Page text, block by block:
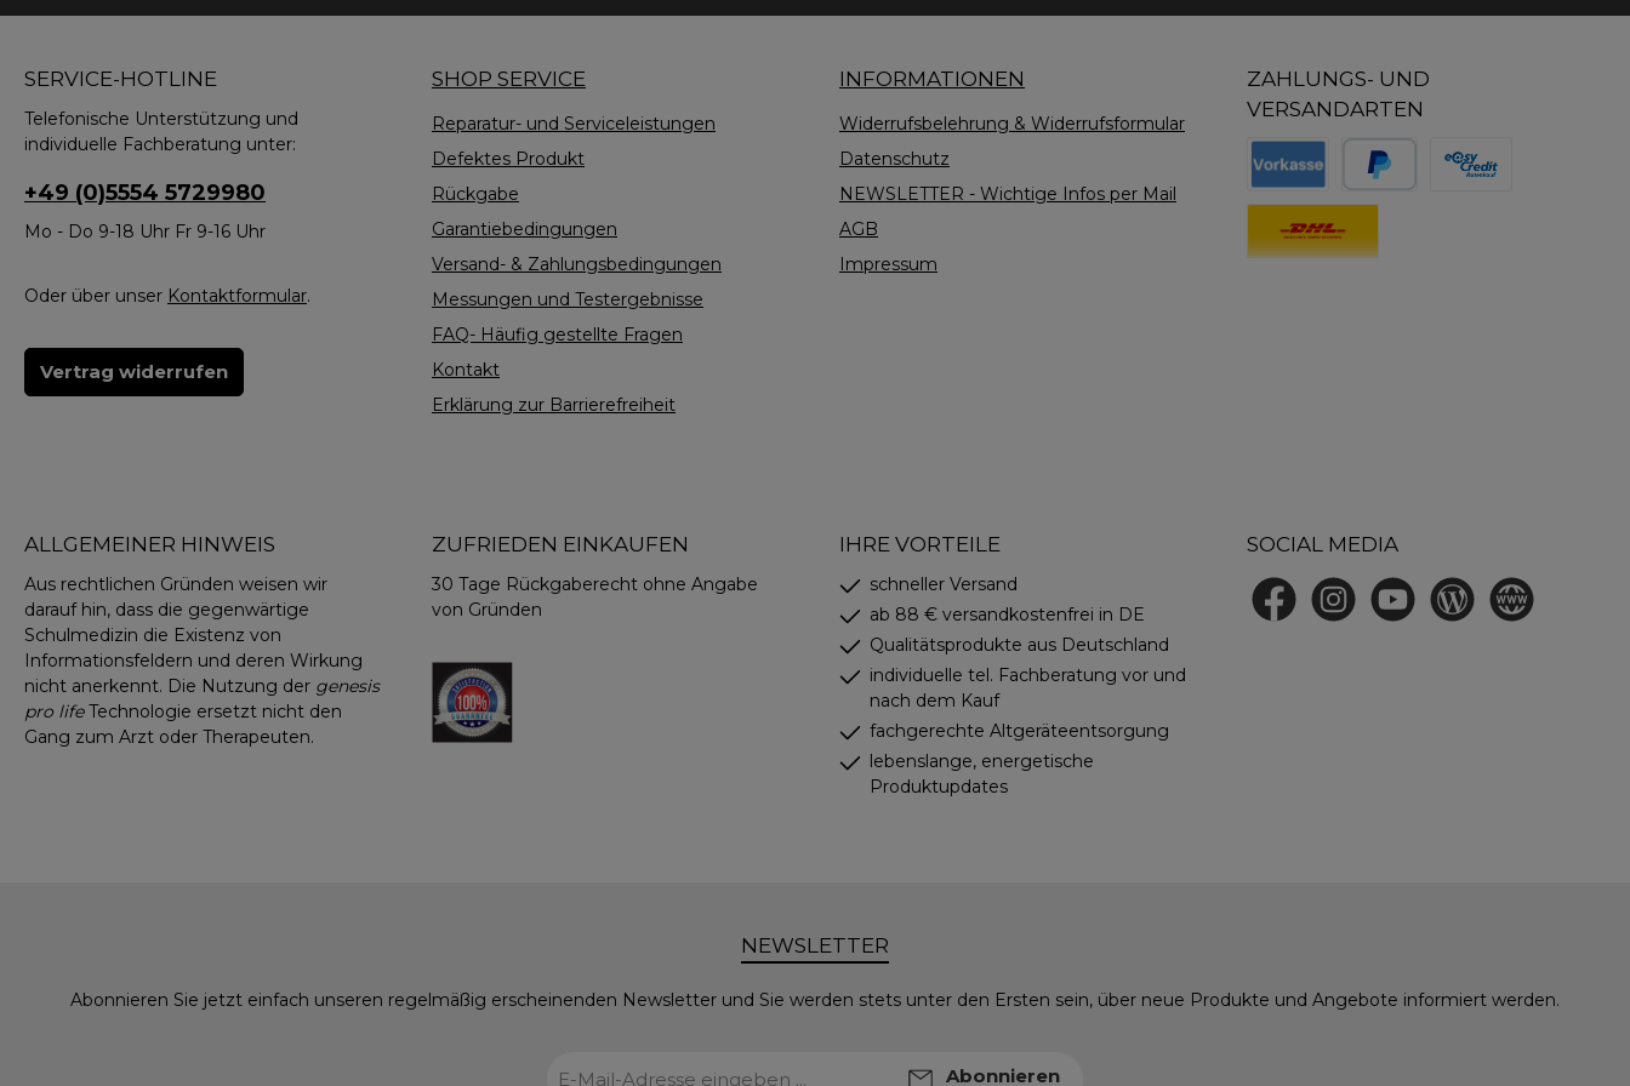
SERVICE-HOTLINE
Telefonische Unterstützung und
individuelle Fachberatung unter:
+49 (0)5554 5729980
Mo - Do 9-18 Uhr Fr 9-16 Uhr
Oder über unser Kontaktformular.
Vertrag widerrufen
SHOP SERVICE
Reparatur- und Serviceleistungen
Defektes Produkt
Rückgabe
Garantiebedingungen
Versand- & Zahlungsbedingungen
Messungen und Testergebnisse
FAQ- Häufig gestellte Fragen
Kontakt
Erklärung zur Barrierefreiheit
INFORMATIONEN
Widerrufsbelehrung & Widerrufsformular
Datenschutz
NEWSLETTER - Wichtige Infos per Mail
AGB
Impressum
ZAHLUNGS- UND
VERSANDARTEN
Benutzerdefiniertes Bild 1
Benutzerdefiniertes Bild 2
ALLGEMEINER HINWEIS
Aus rechtlichen Gründen weisen wir
darauf hin, dass die gegenwärtige
Schulmedizin die Existenz von
Informationsfeldern und deren Wirkung
nicht anerkennt. Die Nutzung der genesis
pro lifeTechnologie ersetzt nicht den
Gang zum Arzt oder Therapeuten.
ZUFRIEDEN EINKAUFEN
30 Tage Rückgaberecht ohne Angabe
von Gründen
IHRE VORTEILE
schneller Versand
ab 88 € versandkostenfrei in DE
Qualitätsprodukte aus Deutschland
individuelle tel. Fachberatung vor und
nach dem Kauf
fachgerechte Altgeräteentsorgung
lebenslange, energetische
Produktupdates
SOCIAL MEDIA
FacebookInstagramYouTubeBlog Website
NEWSLETTER
Abonnieren Sie jetzt einfach unseren regelmäßig erscheinenden Newsletter und Sie werden stets unter den Ersten sein, über neue Produkte und Angebote informiert werden.
Abonnieren